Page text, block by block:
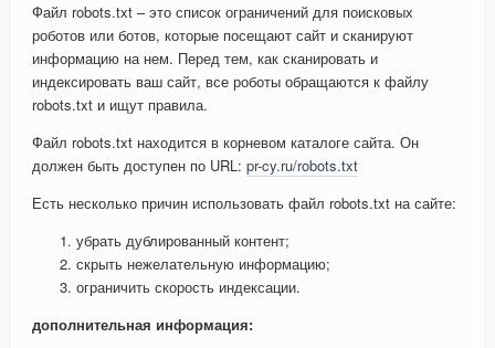
Файл robots.txt – это список ограничений для поисковых
роботов или ботов, которые посещают сайт и сканируют
информацию на нем. Перед тем, как сканировать и
индексировать ваш сайт, все роботы обращаются к файлу
robots.txt и ищут правила.
Файл robots.txt находится в корневом каталоге сайта. Он
должен быть доступен по URL: pr-cy.ru/robots.txt
Есть несколько причин использовать файл robots.txt на сайте:
убрать дублированный контент;
скрыть нежелательную информацию;
ограничить скорость индексации.
дополнительная информация: